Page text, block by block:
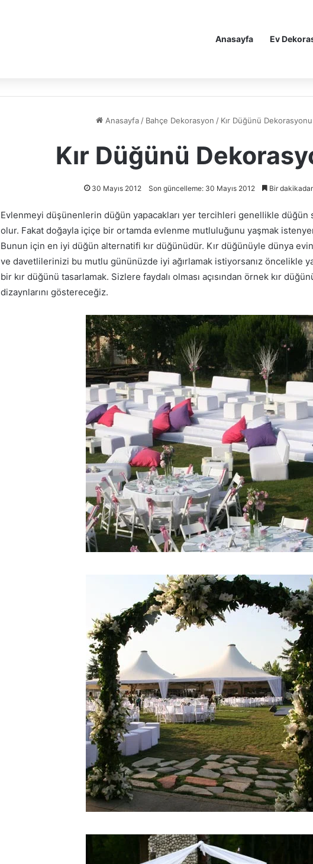
Anasayfa Ev
Anasayfa / Bahçe Dekorasyon / Kır Düğünü Dekorasyonu
Kır Düğünü
30 Mayıs 2012 Son güncelleme: 30 Mayıs 2012 Bir
Evlenmeyi düşünenlerin düğün yapacakları yer tercihleri genellikle düğün
olur. Fakat doğayla içiçe bir ortamda evlenme mutluluğunu yaşmak
Bunun için en iyi düğün alternatifi kır düğünüdür. Kır düğünüyle dünya
ve davetlilerinizi bu mutlu gününüzde iyi ağırlamak istiyorsanız öncelikle
bir kır düğünü tasarlamak. Sizlere faydalı olması açısından örnek kır
dizaynlarını göstereceğiz.